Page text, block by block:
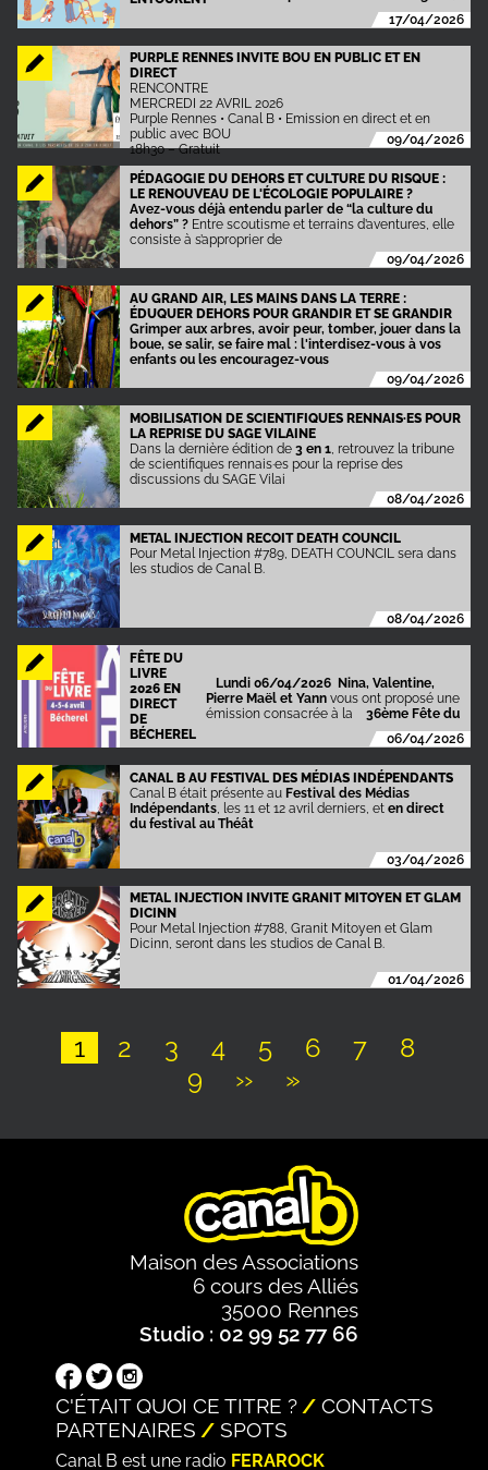
17/04/2026
PURPLE RENNES INVITE BOU EN PUBLIC ET EN
DIRECT
RENCONTRE
MERCREDI 22 AVRIL 2026
Purple Rennes • Canal B • Emission en direct et en
public avec BOU
18h30 – Gratuit
09/04/2026
PÉDAGOGIE DU DEHORS ET CULTURE DU RISQUE :
LE RENOUVEAU DE L'ÉCOLOGIE POPULAIRE ?
Avez-vous déjà entendu parler de “la culture du
dehors” ? Entre scoutisme et terrains d’aventures, elle
consiste à s’approprier de
09/04/2026
AU GRAND AIR, LES MAINS DANS LA TERRE :
ÉDUQUER DEHORS POUR GRANDIR ET SE GRANDIR
Grimper aux arbres, avoir peur, tomber, jouer dans la
boue, se salir, se faire mal : l'interdisez-vous à vos
enfants ou les encouragez-vous
09/04/2026
MOBILISATION DE SCIENTIFIQUES RENNAIS·ES POUR
LA REPRISE DU SAGE VILAINE
Dans la dernière édition de3 en 1 , retrouvez la tribune
de scientifiques rennais·es pour la reprise des
discussions du SAGE Vilai
08/04/2026
METAL INJECTION RECOIT DEATH COUNCIL
Pour Metal Injection #789, DEATH COUNCIL sera dans
les studios de Canal B.
08/04/2026
FÊTE DU
LIVRE
2026 EN
DIRECT
DE
BÉCHEREL
Lundi 06/04/2026 Nina, Valentine,
Pierre Maël et Yannvous ont proposé une
émission consacrée à la
36ème Fête du
06/04/2026
CANAL B AU FESTIVAL DES MÉDIAS INDÉPENDANTS
Canal B était présente au Festival des Médias
Indépendants, les 11 et 12 avril derniers, eten direct
du festival au Théât
03/04/2026
METAL INJECTION INVITE GRANIT MITOYEN ET GLAM
DICINN
Pour Metal Injection #788, Granit Mitoyen et Glam
Dicinn, seront dans les studios de Canal B.
01/04/2026
Page
1 Page
2 Page
3 Page
4 Page
5 Page
6 Page
7 Page
8
Page
9
Page
››
Dernière
»
Maison des Associations
6 cours des Alliés
35000 Rennes
Studio : 02 99 52 77 66
C'ÉTAIT QUOI CE TITRE ?
CONTACTS
PARTENAIRES
SPOTS
Canal B est une radio FERAROCK